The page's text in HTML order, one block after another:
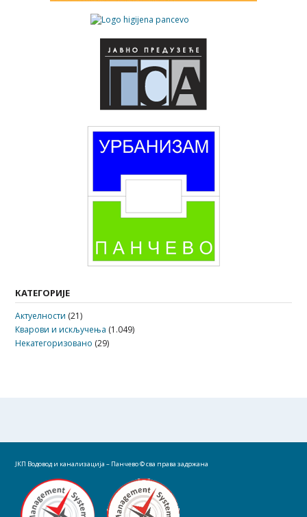
КАТЕГОРИЈЕ
Актуелности (21)
Кварови и искључења (1.049)
Некатегоризовано (29)
ЈКП Водовод и канализација – Панчево© сва права задржана